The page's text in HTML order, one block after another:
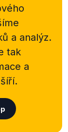
a analýz.
tak
a